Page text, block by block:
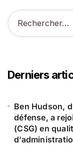
R
e
r
c
e
Derniers
Ben Hudson,
défense, a
(CSG) en